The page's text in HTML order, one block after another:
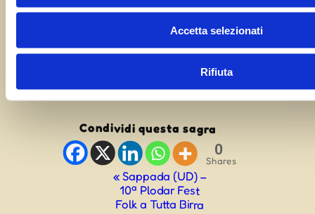
Accetta selezionati
Rifiuta
VISUALIZZA IL SITO DEL LUOGO
Condividi questa sagra
0
Shares
«Sappada (UD) –
10ª Plodar Fest
Folk a Tutta Birra